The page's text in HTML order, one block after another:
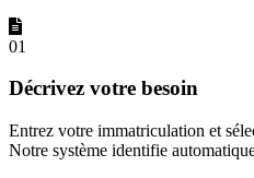
01
Décrivez votre besoin
Entrez votre immatriculation et
Notre système identifie